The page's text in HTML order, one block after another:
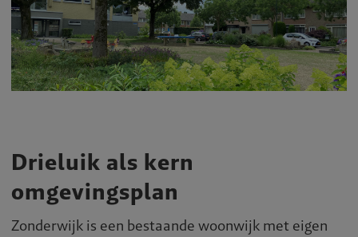
Drieluik als kern
omgevingsplan
Zonderwijk is een bestaande woonwijk met eigen